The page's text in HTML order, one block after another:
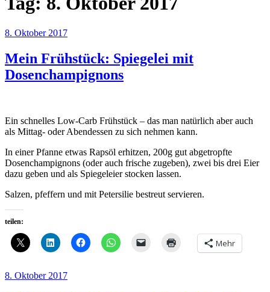
Veröffentlicht
8. Oktober 2017
Mein Frühstück: Spiegelei mit
Dosenchampignons
Ein schnelles Low-Carb Frühstück – das man natürlich aber auch
als Mittag- oder Abendessen zu sich nehmen kann.
In einer Pfanne etwas Rapsöl erhitzen, 200g gut abgetropfte
Dosenchampignons (oder auch frische zugeben), zwei bis drei Eier
dazu geben und als Spiegeleier stocken lassen.
Salzen, pfeffern und mit Petersilie bestreut servieren.
teilen:
Mehr
Veröffentlicht
8. Oktober 2017